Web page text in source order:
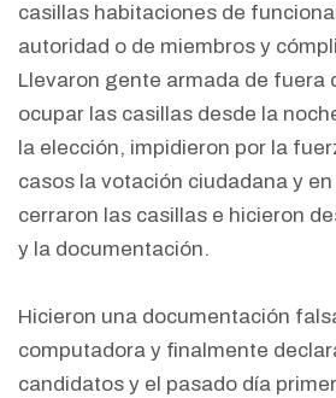
casillas habitaciones de
autoridad o de miembros y
Llevaron gente armada de fuera
ocupar las casillas desde la
la elección, impidieron por la
casos la votación ciudadana y
cerraron las casillas e hicieron
y la documentación.
Hicieron una documentación
computadora y finalmente
candidatos y el pasado día